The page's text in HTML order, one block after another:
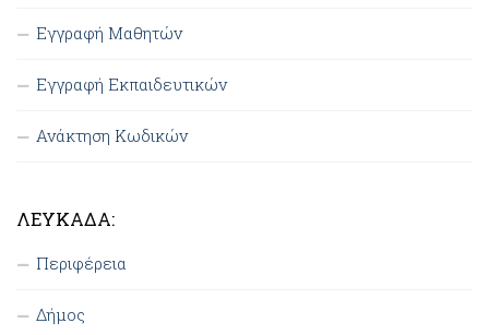
Εγγραφή Μαθητών
Εγγραφή Εκπαιδευτικών
Ανάκτηση Κωδικών
ΛΕΥΚΆΔΑ:
Περιφέρεια
Δήμος